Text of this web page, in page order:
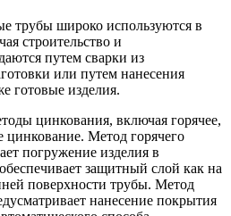
трубы широко используются в
строительство и
путем сварки из
или путем нанесения
готовые изделия.
цинкования, включая горячее,
цинкование. Метод горячего
погружение изделия в
защитный слой как на
поверхности трубы. Метод
нанесение покрытия